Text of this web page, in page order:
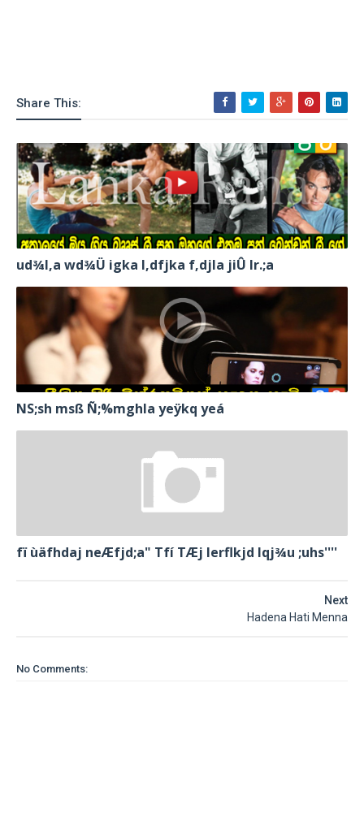
Share This:
ud¾I,a wd¾Ü igka l,dfjka f,djla jiÛ lr.;a
NS;sh msß Ñ;%mghla yeÿkq yeá
fï ùäfhdaj neÆfjd;a" Tfí TÆj lerflkjd Iqj¾u ;uhs''''
Next
Hadena Hati Menna
No Comments: